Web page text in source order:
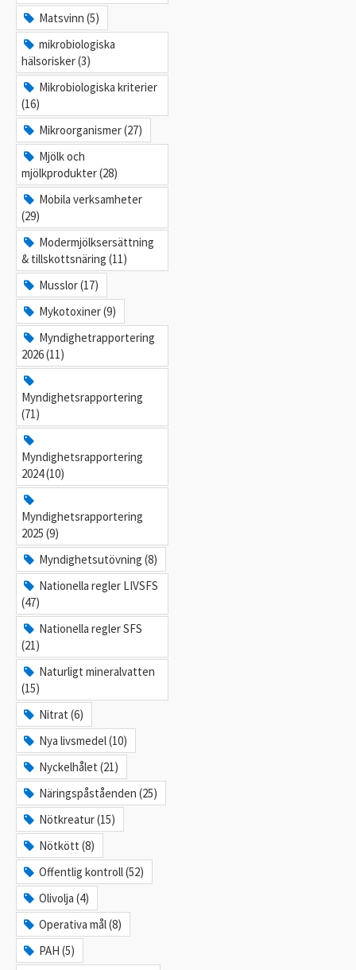
Matsvinn (5)
mikrobiologiska
hälsorisker (3)
Mikrobiologiska kriterier
(16)
Mikroorganismer (27)
Mjölk och
mjölkprodukter (28)
Mobila verksamheter
(29)
Modermjölksersättning
& tillskottsnäring (11)
Musslor (17)
Mykotoxiner (9)
Myndighetrapportering
2026 (11)
Myndighetsrapportering
(71)
Myndighetsrapportering
2024 (10)
Myndighetsrapportering
2025 (9)
Myndighetsutövning (8)
Nationella regler LIVSFS
(47)
Nationella regler SFS
(21)
Naturligt mineralvatten
(15)
Nitrat (6)
Nya livsmedel (10)
Nyckelhålet (21)
Näringspåståenden (25)
Nötkreatur (15)
Nötkött (8)
Offentlig kontroll (52)
Olivolja (4)
Operativa mål (8)
PAH (5)